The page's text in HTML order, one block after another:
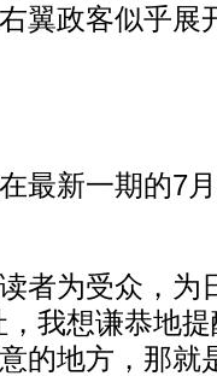
翼政客似乎展
新一期的7月
为受众，为
我想谦恭地
的地方，那就